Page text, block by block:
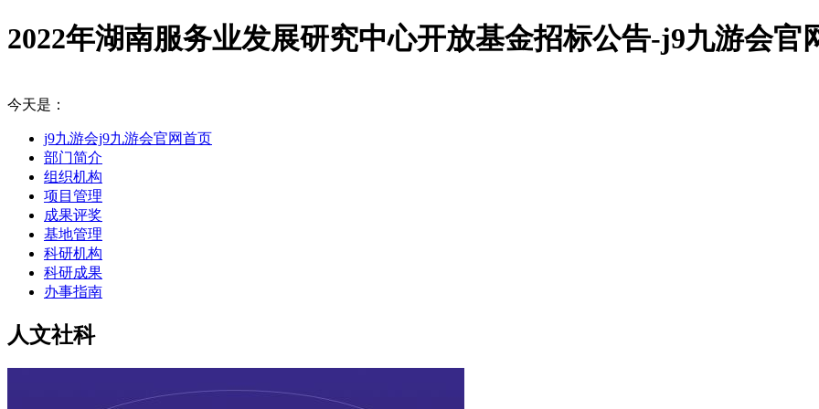
2022年湖南服务业发展研究中心开放基金招标公告-j9九游会官
今天是：
j9九游会j9九游会官网首页
部门简介
组织机构
项目管理
成果评奖
基地管理
科研机构
科研成果
办事指南
人文社科